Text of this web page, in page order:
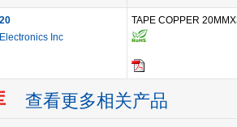
Inc
TAPE COPPER
查看更多相关产品